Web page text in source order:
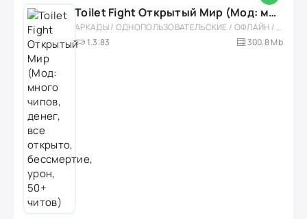
Toilet Fight Открытый Мир (Мод: много чипов, денег, все открыто, бессмертие, урон, 50+ читов)
АРКАДЫ / ОДНОПОЛЬЗОВАТЕЛЬСКИЕ / ОФЛАЙН / МОД / РОЛЕВЫЕ / ШУТЕРЫ / ОТКРЫТЫЙ МИР / ВСТРОЕННЫЙ КЕШ / 3D / ЭКШЕНЫ / ТУАЛЕТНЫЕ ВОЙНЫ / ДЛЯ ДЕТЕЙ
1.3.83
300,8 Mb